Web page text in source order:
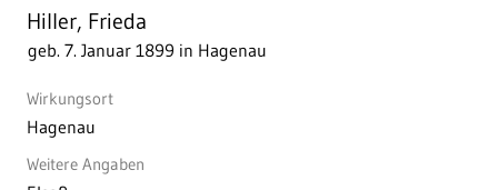
Hiller, Frieda
geb. 7. Januar 1899 in Hagenau
Wirkungsort
Hagenau
Weitere Angaben